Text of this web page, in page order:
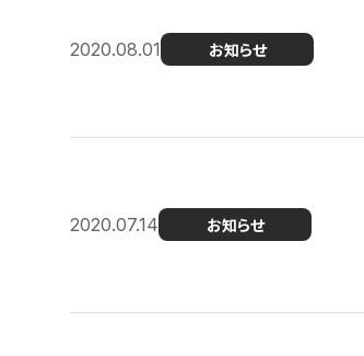
2020.08.01 お知らせ
2020.07.14 お知らせ